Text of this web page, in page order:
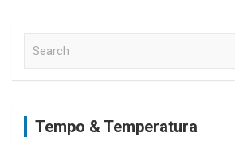
Tempo & Temperatura